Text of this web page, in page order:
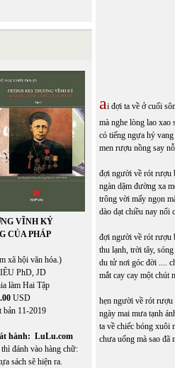
VĨNH KÝ
CỦA PHÁP
xã hội văn hóa.)
PhD, JD
làm Hai Tập
USD
11-2019
hành: LuLu.com
đánh vào hàng chữ:
sách sẽ hiện ra.
ai đợi ta về ở cuối
mà nghe lòng lao xao
có tiếng ngựa hý
men rượu nồng say
đợi người về rót rượu
ngàn dặm đường xa
trông vời mấy ngọn
dào dạt chiều nay nổi
đợi người về rót rượu
thu lạnh, trời tây,
du tử nơi góc đời ....
mắt cay cay một chút
hẹn người về rót rượu
ngày mai mưa tạnh
ta về chiếc bóng xuôi
chưa uống mà sao đã